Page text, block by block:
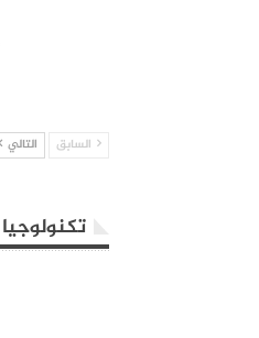
السابق التالي
تكنولوجيا